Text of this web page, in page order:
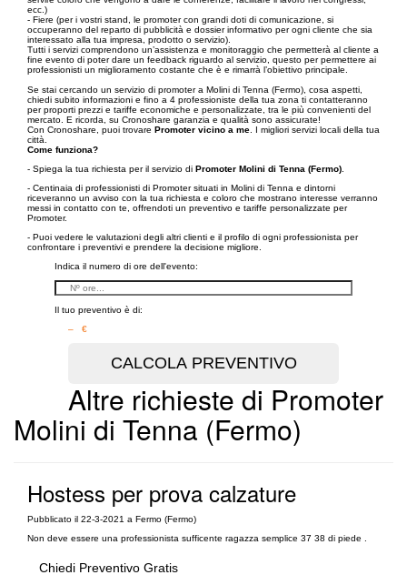
ecc.)
- Fiere (per i vostri stand, le promoter con grandi doti di comunicazione, si
occuperanno del reparto di pubblicità e dossier informativo per ogni cliente che sia
interessato alla tua impresa, prodotto o servizio).
Tutti i servizi comprendono un’assistenza e monitoraggio che permetterà al cliente a
fine evento di poter dare un feedback riguardo al servizio, questo per permettere ai
professionisti un miglioramento costante che è e rimarrà l’obiettivo principale.
Se stai cercando un servizio di promoter a Molini di Tenna (Fermo), cosa aspetti,
chiedi subito informazioni e fino a 4 professioniste della tua zona ti contatteranno
per proporti prezzi e tariffe economiche e personalizzate, tra le più convenienti del
mercato. E ricorda, su Cronoshare garanzia e qualità sono assicurate!
Con Cronoshare, puoi trovare Promoter vicino a me . I migliori servizi locali della tua
città.
Come funziona?
- Spiega la tua richiesta per il servizio di Promoter Molini di Tenna (Fermo)
- Centinaia di professionisti di Promoter situati in Molini di Tenna e dintorni
riceveranno un avviso con la tua richiesta e coloro che mostrano interesse verranno
messi in contatto con te, offrendoti un preventivo e tariffe personalizzate per
Promoter.
- Puoi vedere le valutazioni degli altri clienti e il profilo di ogni professionista per
confrontare i preventivi e prendere la decisione migliore.
Indica il numero di ore dell'evento:
Il tuo preventivo è di:
– €
Altre richieste di Promoter
Molini di Tenna (Fermo)
Hostess per prova calzature
Pubblicato il 22-3-2021 a Fermo (Fermo)
Non deve essere una professionista sufficente ragazza semplice 37 38 di piede .
Chiedi Preventivo Gratis